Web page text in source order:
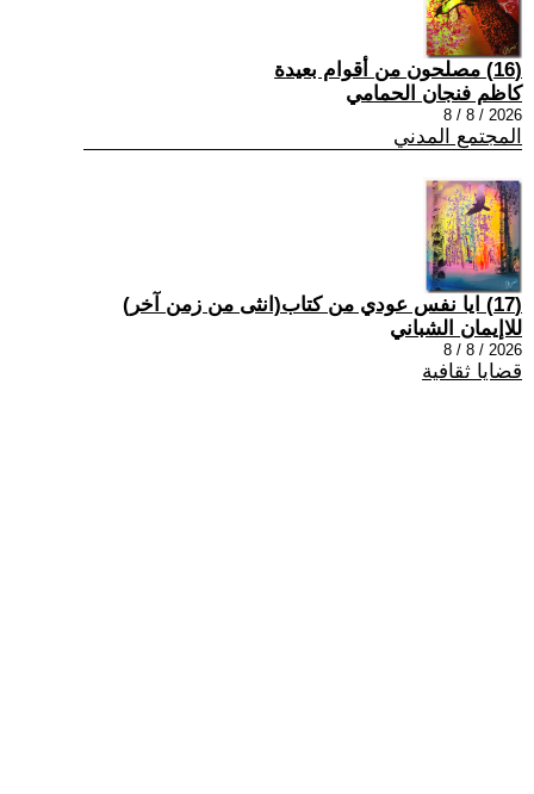
(16) مصلحون من أقوام بعيدة
كاظم فنجان الحمامي
2026 / 8 / 8
المجتمع المدني
(17) ايا نفس عودي من كتاب(انثى من زمن آخر)
للاإيمان الشباني
2026 / 8 / 8
قضايا ثقافية